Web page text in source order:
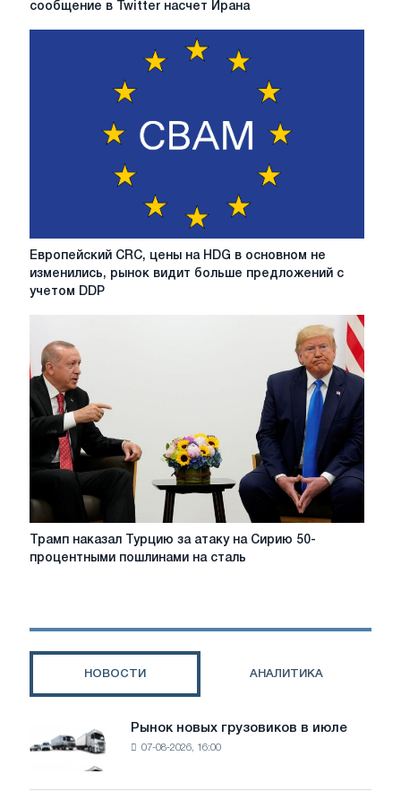
сообщение в Twitter насчет Ирана
Европейский
CRC,
основном
не
изменились,
рынок
видит
больше
предложений
учетом
CBAM
Европейский CRC, цены на HDG в основном не
изменились, рынок видит больше предложений с
учетом DDP
Трамп
наказал
на
пошлинами
сталь
Трамп наказал Турцию за атаку на Сирию 50-
процентными пошлинами на сталь
НОВОСТИ АНАЛИТИКА
Рынок
новых
грузовиков
в
Рынок новых грузовиков в июле
07-08-2026, 16:00